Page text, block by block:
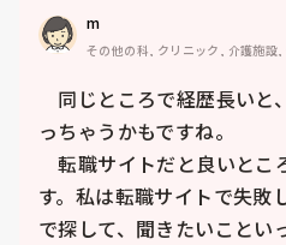
m
その他の科, クリニック, 介護施設
同じところで経歴長いと
っちゃうかもですね。
転職サイトだと良いとこ
す。私は転職サイトで失敗
で探して、聞きたいことい